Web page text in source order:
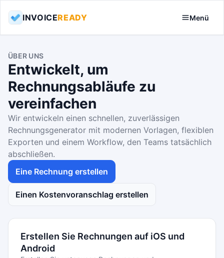
INVOICEREADY Menü
ÜBER UNS
Entwickelt, um
Rechnungsabläufe zu
vereinfachen
Wir entwickeln einen schnellen, zuverlässigen
Rechnungsgenerator mit modernen Vorlagen, flexiblen
Exporten und einem Workflow, den Teams tatsächlich
abschließen.
Eine Rechnung erstellen
Einen Kostenvoranschlag erstellen
Erstellen Sie Rechnungen auf iOS und
Android